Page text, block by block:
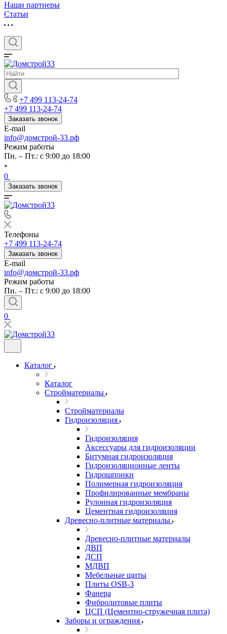
Наши партнеры
Статьи
+7 499 113-24-74
+7 499 113-24-74
Заказать звонок
E-mail
info@домстрой-33.рф
Режим работы
Пн. – Пт.: с 9:00 до 18:00
0
Заказать звонок
Телефоны
+7 499 113-24-74
Заказать звонок
E-mail
info@домстрой-33.рф
Режим работы
Пн. – Пт.: с 9:00 до 18:00
0
Каталог
Каталог
Стройматериалы
Стройматериалы
Гидроизоляция
Гидроизоляция
Аксессуары для гидроизоляции
Битумная гидроизоляция
Гидроизоляционные ленты
Гидрошпонки
Полимерная гидроизоляция
Профилированные мембраны
Рулонная гидроизоляция
Цементная гидроизоляция
Древесно-плитные материалы
Древесно-плитные материалы
ДВП
ДСП
МДВП
Мебельные щиты
Плиты OSB-3
Фанера
Фибролитовые плиты
ЦСП (Цементно-стружечная плита)
Заборы и ограждения